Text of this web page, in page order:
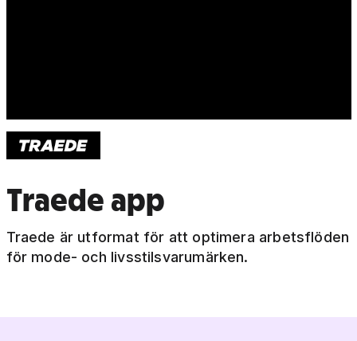
Traede app
Traede är utformat för att optimera arbetsflöden
för mode- och livsstilsvarumärken.